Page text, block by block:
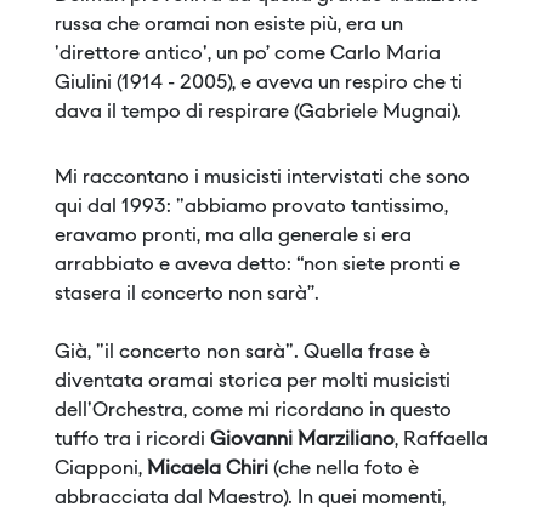
russa che oramai non esiste più, era un
'direttore antico', un po’ come Carlo Maria
Giulini (1914 - 2005), e aveva un respiro che ti
dava il tempo di respirare (Gabriele Mugnai).
Mi raccontano i musicisti intervistati che sono
qui dal 1993: "abbiamo provato tantissimo,
eravamo pronti, ma alla generale si era
arrabbiato e aveva detto: “non siete pronti e
stasera il concerto non sarà”.
Già, "il concerto non sarà". Quella frase è
diventata oramai storica per molti musicisti
dell'Orchestra, come mi ricordano in questo
tuffo tra i ricordi Giovanni Marziliano, Raffaella
Ciapponi, Micaela Chiri (che nella foto è
abbracciata dal Maestro). In quei momenti,